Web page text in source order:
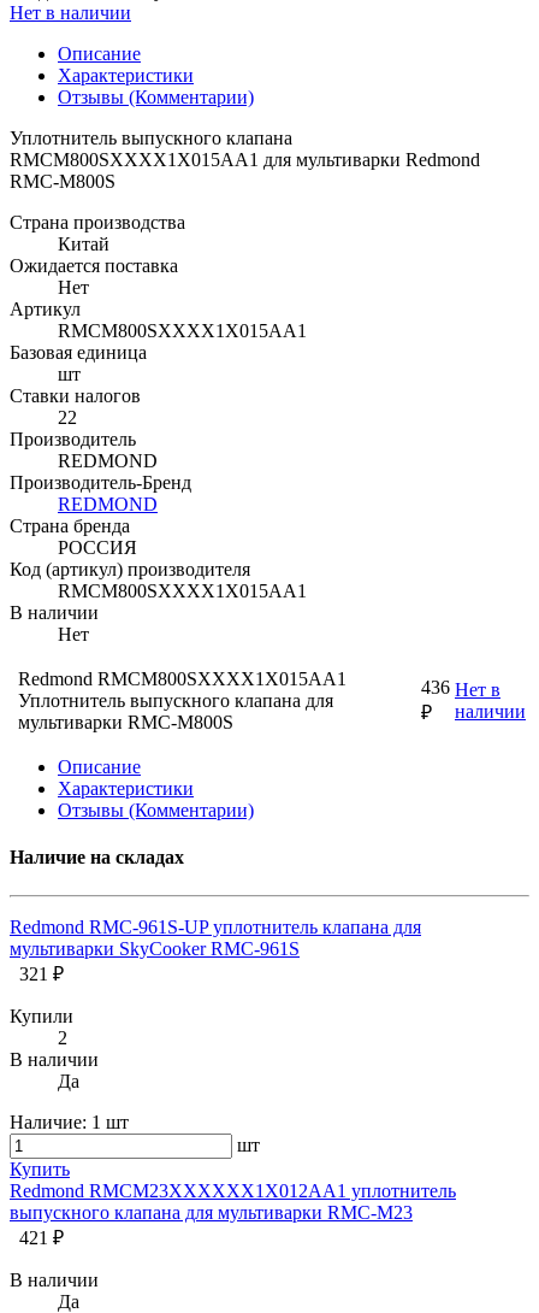
Нет в наличии
Описание
Характеристики
Отзывы (Комментарии)
Уплотнитель выпускного клапана
RMCM800SXXXX1X015AA1 для мультиварки Redmond
RMC-M800S
Страна производства
Китай
Ожидается поставка
Нет
Артикул
RMCM800SXXXX1X015AA1
Базовая единица
шт
Ставки налогов
22
Производитель
REDMOND
Производитель-Бренд
REDMOND
Страна бренда
РОССИЯ
Код (артикул) производителя
RMCM800SXXXX1X015AA1
В наличии
Нет
Redmond RMCM800SXXXX1X015AA1
Уплотнитель выпускного клапана для
мультиварки RMC-M800S
436
₽
Нет в
наличии
Описание
Характеристики
Отзывы (Комментарии)
Наличие на складах
Redmond RMC-961S-UP уплотнитель клапана для
мультиварки SkyCooker RMC-961S
321 ₽
Купили
2
В наличии
Да
Наличие: 1 шт
шт
Купить
Redmond RMCM23XXXXXX1X012AA1 уплотнитель
выпускного клапана для мультиварки RMC-M23
421 ₽
В наличии
Да